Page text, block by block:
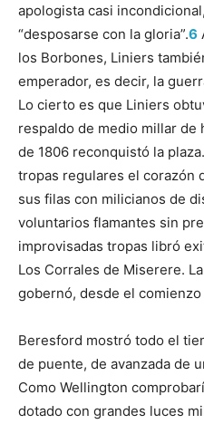
apologista casi
“desposarse con la glo­ria”.6
los Borbones, Liniers
emperador, es decir, la
Lo cierto es que Liniers
respaldo de medio millar de
de 1806 reconquistó la
tropas regulares el corazón
sus filas con mili­cianos de
voluntarios flamantes sin
improvisadas tropas libró
Los Corrales de Miserere.
gobernó, desde el
Beresford mostró todo el
de puente, de avanzada de
Como Wellington
dotado con grandes luces